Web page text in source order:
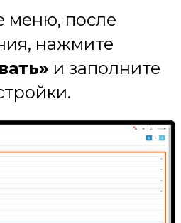
меню, после
нажмите
и заполните